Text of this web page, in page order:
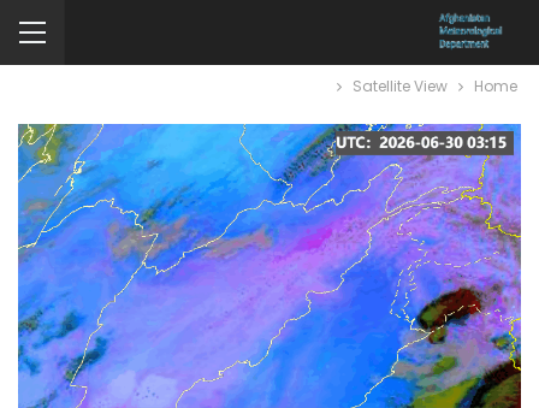
Home
Satellite View